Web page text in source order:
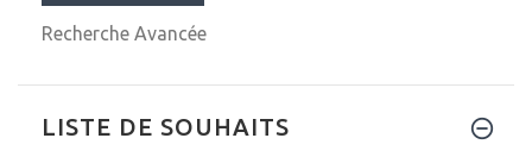
Recherche Avancée
LISTE DE SOUHAITS